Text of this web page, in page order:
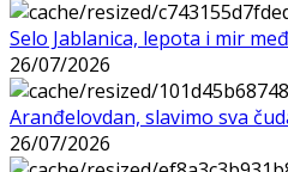
Selo Jablanica, lepota i mir
26/07/2026
Aranđelovdan, slavimo sva
26/07/2026